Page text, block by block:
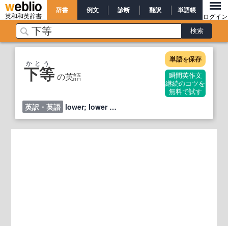
英和和英辞書
辞書 例文 診断 翻訳 単語帳
ログイン
下等 の英語
かとう 単語を保存
瞬間英作文
継続のコツを
無料で試す
英訳・英語 lower; lower …